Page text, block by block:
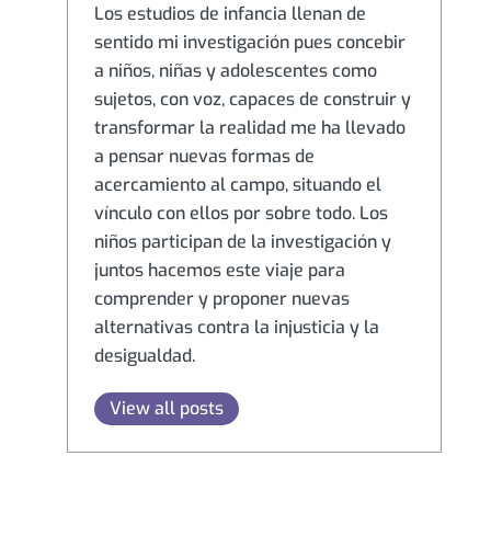
Los estudios de infancia llenan de
sentido mi investigación pues concebir
a niños, niñas y adolescentes como
sujetos, con voz, capaces de construir y
transformar la realidad me ha llevado
a pensar nuevas formas de
acercamiento al campo, situando el
vínculo con ellos por sobre todo. Los
niños participan de la investigación y
juntos hacemos este viaje para
comprender y proponer nuevas
alternativas contra la injusticia y la
desigualdad.
View all posts